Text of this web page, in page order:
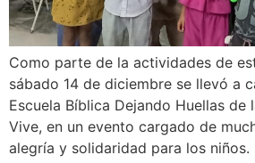
Como parte de la actividades de
sábado 14 de diciembre se llevó a
Escuela Bíblica Dejando Huellas de
Vive, en un evento cargado de
alegría y solidaridad para los niños.